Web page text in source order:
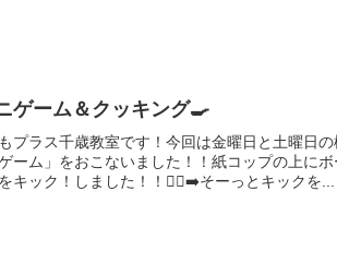
ゲーム＆クッキング🍳
プラス千歳教室です！今回は金曜日と土曜日
ーム」をおこないました！！紙コップの上に
キック！しました！！🏃‍♂️‍➡️そーっとキックを...